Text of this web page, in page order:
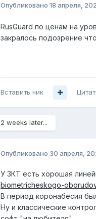
Опубликовано 18 апреля,
RusGuard по ценам на
закралось подозрение
Вставить ник
2 weeks later...
Опубликовано 30 апреля,
У ЗКТ есть хорошая
biometricheskogo-
В период коронабесия
Ну и классические